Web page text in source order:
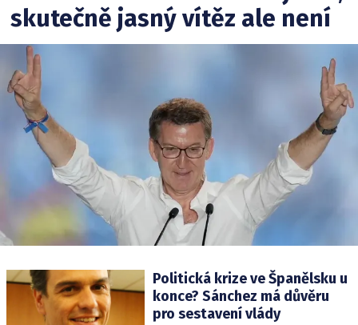
skutečně jasný vítěz ale není
Politická krize ve Španělsku u
konce? Sánchez má důvěru
pro sestavení vlády